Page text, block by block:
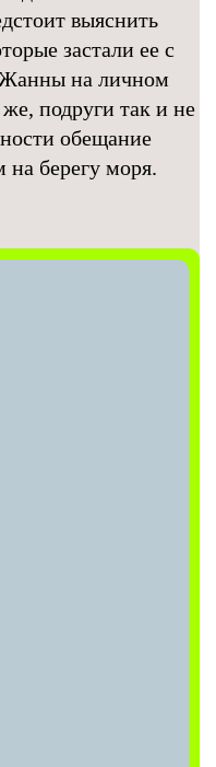
выяснить
застали ее с
на личном
подруги так и не
обещание
на берегу моря.